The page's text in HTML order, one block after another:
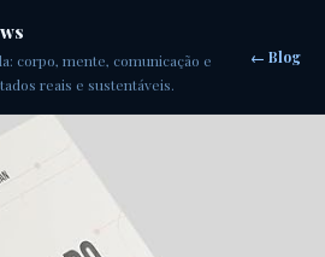
corpo, mente, comunicação e
reais e sustentáveis.
← Blog